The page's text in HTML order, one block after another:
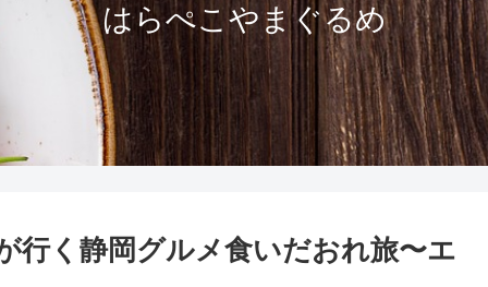
はらぺこやまぐるめ
行く静岡グルメ食いだおれ旅〜エ